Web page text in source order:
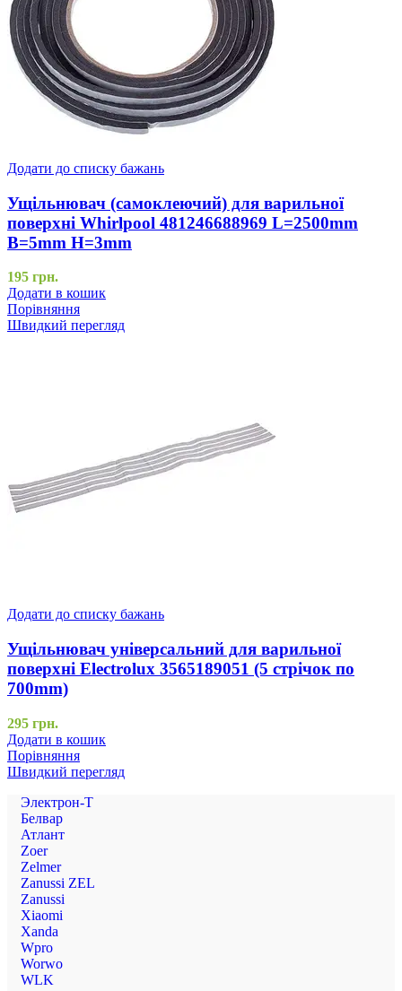
Додати до списку бажань
Ущільнювач (самоклеючий) для варильної
поверхні Whirlpool 481246688969 L=2500mm
B=5mm H=3mm
195 грн.
Додати в кошик
Порівняння
Швидкий перегляд
Додати до списку бажань
Ущільнювач універсальний для варильної
поверхні Electrolux 3565189051 (5 стрічок по
700mm)
295 грн.
Додати в кошик
Порівняння
Швидкий перегляд
Электрон-Т
Белвар
Атлант
Zoer
Zelmer
Zanussi ZEL
Zanussi
Xiaomi
Xanda
Wpro
Worwo
WLK